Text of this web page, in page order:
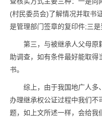
(村民委员会)了解情况并取书
是管理部门签章的复印件;三是
第三，与被继承人父母原
助调查，如有条件最好能取
书。
综上，由于我国地广人多
办理继承权公证过程中我们不
题，如上文所述一样，会给我